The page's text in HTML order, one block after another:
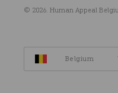
© 2026. Human Appeal
Belgium